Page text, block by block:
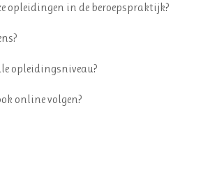
opleidingen in de beroepspraktijk?
opleidingsniveau?
online volgen?